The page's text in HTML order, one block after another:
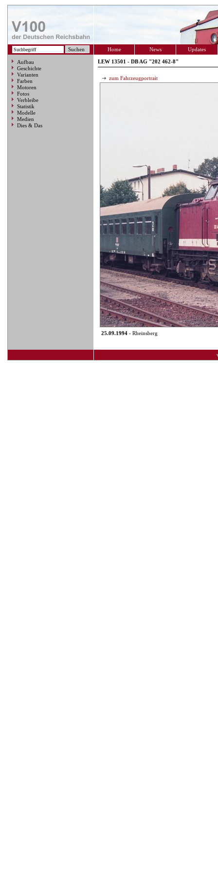
Home News Updates
Aufbau
Geschichte
Varianten
Farben
Motoren
Fotos
Verbleibe
Statistik
Modelle
Medien
Dies & Das
LEW 13501 - DB AG "202 462-8"
zum Fahrzeugportrait
25.09.1994 - Rheinsberg